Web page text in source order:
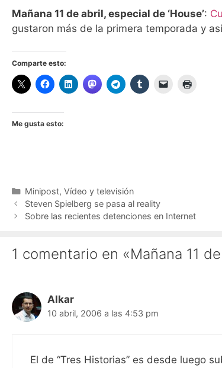
Mañana 11 de abril, especial de ‘House’:
gustaron más de la primera temporada y
Comparte esto:
Me gusta esto:
Categorías
Minipost, Vídeo y televisión
Steven Spielberg se pasa al reality
Sobre las recientes detenciones en Internet
1 comentario en «Mañana 11
Alkar
10 abril, 2006 a las 4:53 pm
El de “Tres Historias” es desde luego